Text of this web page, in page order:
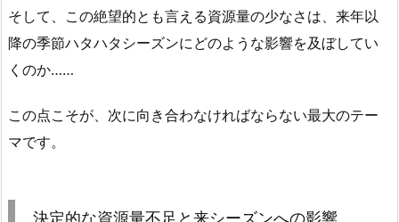
そして、この絶望的とも言える資源量の少なさは、来年以
降の季節ハタハタシーズンにどのような影響を及ぼしてい
くのか……
この点こそが、次に向き合わなければならない最大のテー
マです。
決定的な資源量不足と来シーズンへの影響